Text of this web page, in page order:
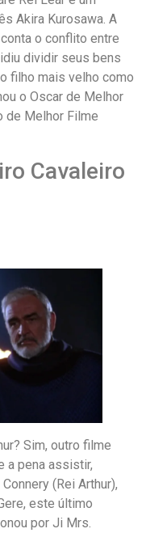
Akira Kurosawa. A
o conflito entre
dividir seus bens
filho mais velho como
o Oscar de Melhor
de Melhor Filme
Cavaleiro
Sim, outro filme
a pena assistir,
(Rei Arthur),
este último
por Ji Mrs.